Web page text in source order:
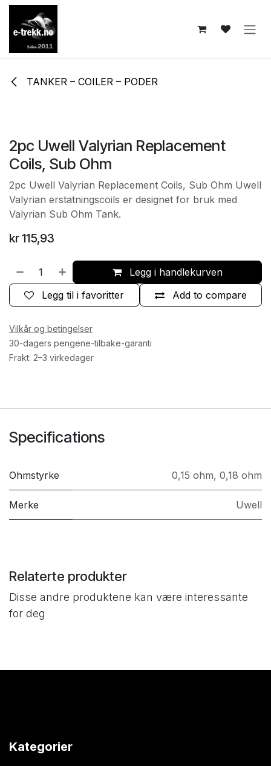
Skip to Content
TANKER – COILER – PODER
2pc Uwell Valyrian Replacement
Coils, Sub Ohm
2pc Uwell Valyrian Replacement Coils, Sub Ohm Uwell
Valyrian erstatningscoils er designet for bruk med
Valyrian Sub Ohm Tank.
kr115,93
Legg i handlekurven
Add to compare
Legg til i favoritter
Vilkår og betingelser
30-dagers pengene-tilbake-garanti
Frakt: 2–3 virkedager
Specifications
Ohmstyrke 0,15 ohm, 0,18 ohm
Merke Uwell
Relaterte produkter
Disse andre produktene kan være interessante
for deg
Kategorier